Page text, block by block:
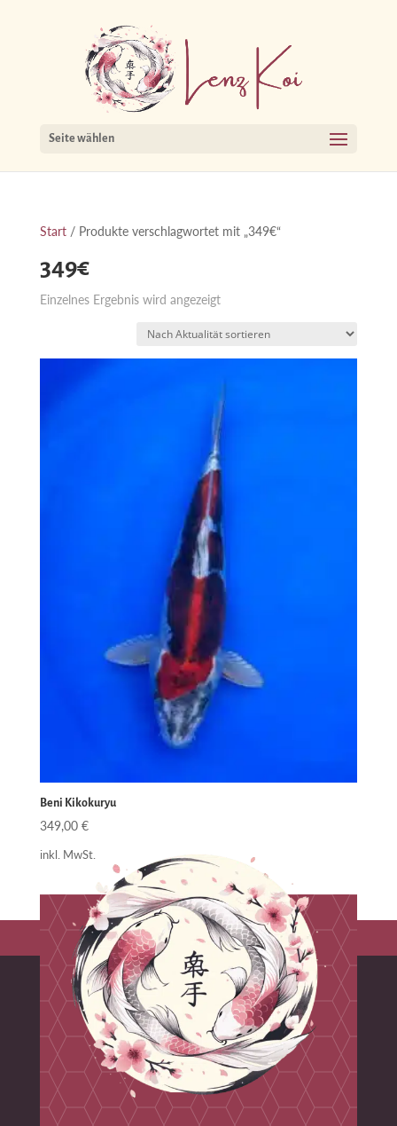
Seite wählen
Start/ Produkte verschlagwortet mit „349€“
349€
Einzelnes Ergebnis wird angezeigt
Beni Kikokuryu
349,00 €
inkl. MwSt.